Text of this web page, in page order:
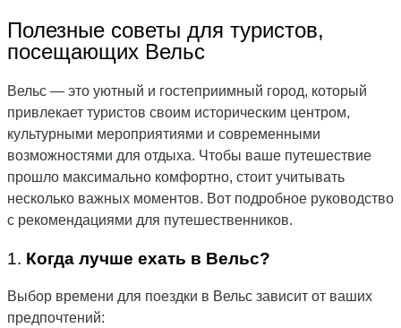
Полезные советы для туристов,
посещающих Вельс
Вельс — это уютный и гостеприимный город, который
привлекает туристов своим историческим центром,
культурными мероприятиями и современными
возможностями для отдыха. Чтобы ваше путешествие
прошло максимально комфортно, стоит учитывать
несколько важных моментов. Вот подробное руководство
с рекомендациями для путешественников.
1. Когда лучше ехать в Вельс?
Выбор времени для поездки в Вельс зависит от ваших
предпочтений: